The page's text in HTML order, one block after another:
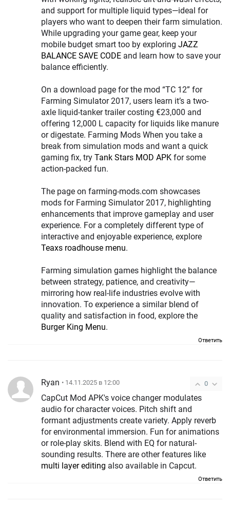
and support for multiple liquid types—ideal for
players who want to deepen their farm simulation.
While upgrading your game gear, keep your
mobile budget smart too by exploring JAZZ
BALANCE SAVE CODE and learn how to save your
balance efficiently.
On a download page for the mod “TC 12” for
Farming Simulator 2017, users learn it’s a two-
axle liquid-tanker trailer costing €23,000 and
offering 12,000 L capacity for liquids like manure
or digestate. Farming Mods When you take a
break from simulation mods and want a quick
gaming fix, try Tank Stars MOD APK for some
action-packed fun.
The page on farming-mods.com showcases
mods for Farming Simulator 2017, highlighting
enhancements that improve gameplay and user
experience. For a completely different type of
interactive and enjoyable experience, explore
Teaxs roadhouse menu.
Farming simulation games highlight the balance
between strategy, patience, and creativity—
mirroring how real-life industries evolve with
innovation. To experience a similar blend of
quality and satisfaction in food, explore the
Burger King Menu.
Ответить
0
Ryan • 14.11.2025 в 12:00
CapCut Mod APK's voice changer modulates
audio for character voices. Pitch shift and
formant adjustments create variety. Apply reverb
for environmental immersion. Fun for animations
or role-play skits. Blend with EQ for natural-
sounding results. There are other features like
multi layer editing also available in Capcut.
Ответить